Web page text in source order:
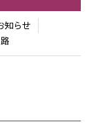
知らせ